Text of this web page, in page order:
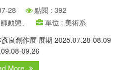
28
點閱 : 392
動態、
單位 : 美術系
良創作展 展期 2025.07.28-08.09
09.26